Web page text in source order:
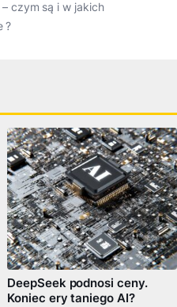
czym są i w jakich
?
DeepSeek podnosi ceny.
Koniec ery taniego AI?